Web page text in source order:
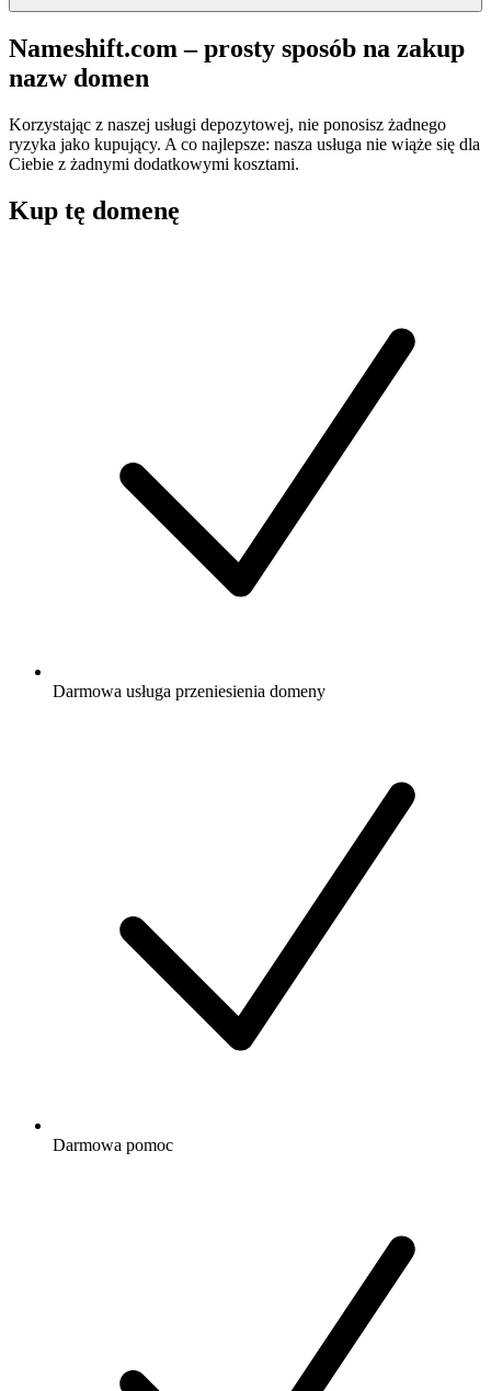
Nameshift.com – prosty sposób na zakup
nazw domen
Korzystając z naszej usługi depozytowej, nie ponosisz żadnego
ryzyka jako kupujący. A co najlepsze: nasza usługa nie wiąże się dla
Ciebie z żadnymi dodatkowymi kosztami.
Kup tę domenę
Darmowa usługa przeniesienia domeny
Darmowa pomoc